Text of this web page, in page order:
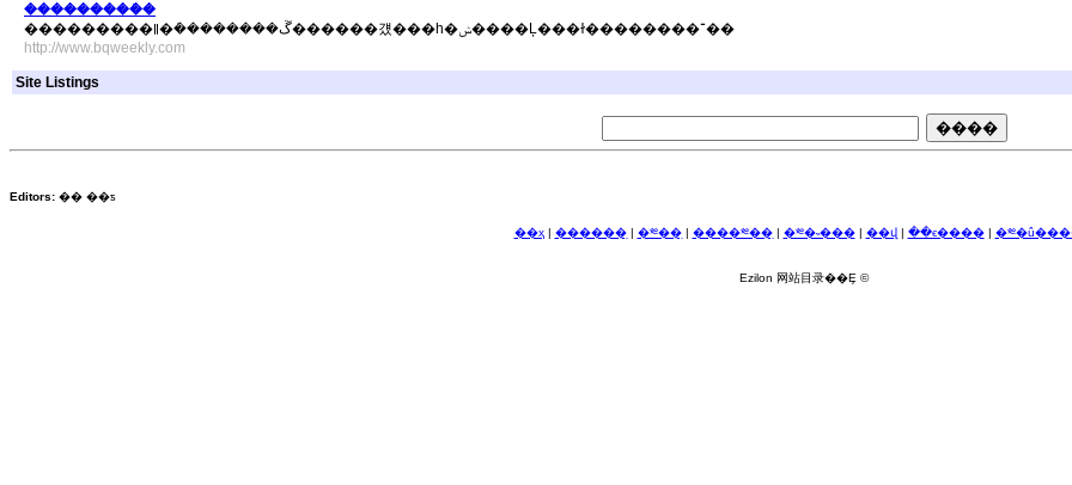
���������ܿ�
���������꡷�ܿ��������ڱ������걨���һ�ݾ����Ļ���ɫ��������־��
http://www.bqweekly.com
Site Listings
Editors: �� ��ƽ
��ҳ| ������ַ| �༭��ַ| ����༭��ַ| �༭�˵���| ��վ| ��ϵ����|
Ezilon 网站目录��Ȩ ©